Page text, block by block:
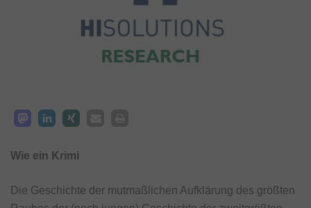
Wie ein Krimi
Die Geschichte der mutmaßlichen Aufklärung des größten